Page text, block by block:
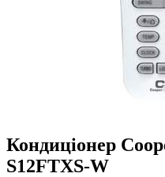
Кондиціонер
S12FTXS-W